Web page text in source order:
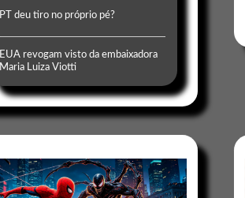
PT deu tiro no próprio pé?
EUA revogam visto da embaixadora
Maria Luiza Viotti